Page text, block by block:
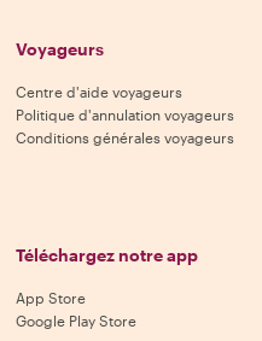
Voyageurs
Centre d'aide voyageurs
Politique d'annulation voyageurs
Conditions générales voyageurs
Téléchargez notre app
App Store
Google Play Store